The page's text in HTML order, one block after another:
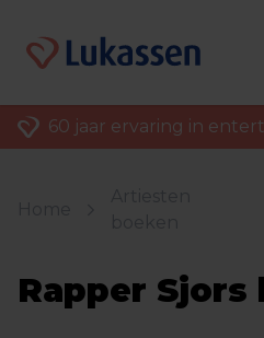
60 jaar ervaring in
Rapper Sjors